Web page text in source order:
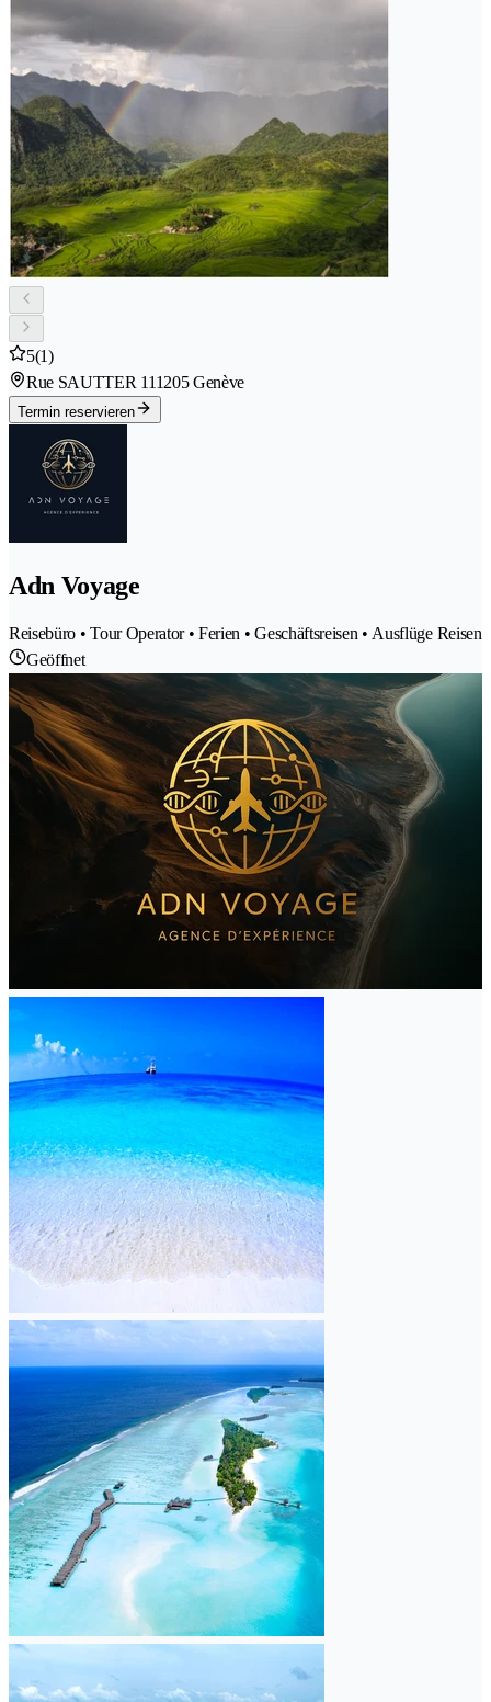
5(1)
Rue SAUTTER 111205 Genève
Termin reservieren
Adn Voyage
Reisebüro • Tour Operator • Ferien • Geschäftsreisen • Ausflüge Reisen
Geöffnet